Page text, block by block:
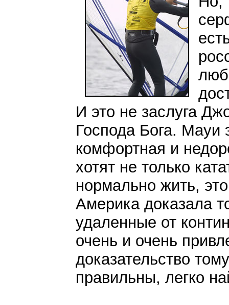
И это не заслуга
Господа Бога. Мауи
комфортная и
хотят не только
нормально жить,
Америка доказала
удаленные от
очень и очень
доказательство
правильны, легко